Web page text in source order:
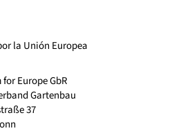
la Unión Europea
Europe GbR
Gartenbau
37